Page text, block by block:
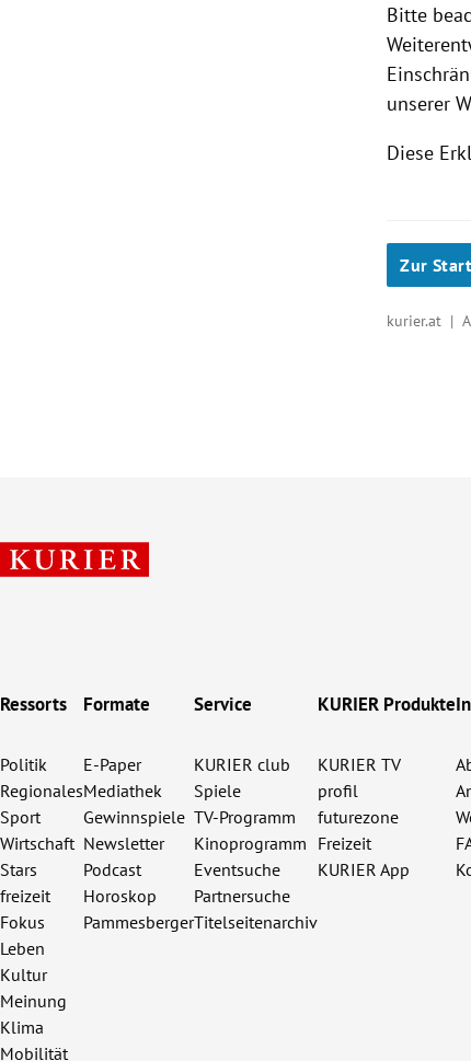
Bitte
unserer
Diese
Zur
kurier.at |
Ressorts
Politik
Regionales
Sport
Wirtschaft
Stars
freizeit
Fokus
Leben
Kultur
Meinung
Klima
Mobilität
Formate
E-Paper
Mediathek
Gewinnspiele
Newsletter
Podcast
Horoskop
Pammesberger
Service
KURIER club
Spiele
TV-Programm
Kinoprogramm
Eventsuche
Partnersuche
Titelseitenarchiv
KURIER Produkte
KURIER TV
profil
futurezone
Freizeit
KURIER App